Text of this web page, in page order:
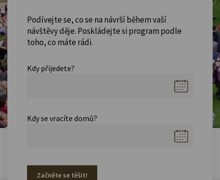
Podívejte se, co se na návrší během vaší
návštěvy děje. Poskládejte si program podle
toho, co máte rádi.
Kdy přijedete?
Kdy se vracíte domů?
Začněte se těšit!